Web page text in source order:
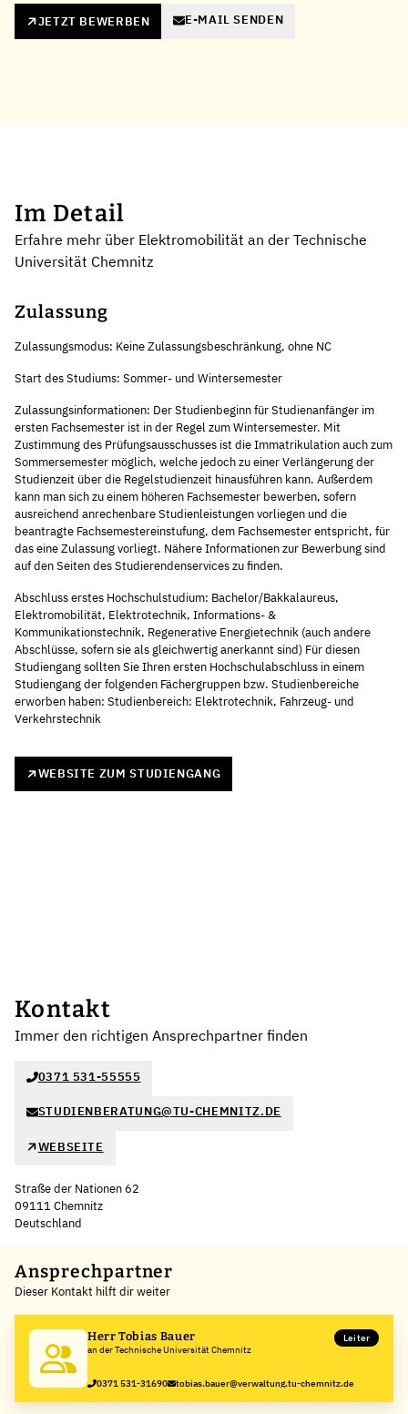
JETZT BEWERBEN E-MAIL SENDEN
Im Detail
Erfahre mehr über Elektromobilität an der Technische
Universität Chemnitz
Zulassung
Zulassungsmodus: Keine Zulassungsbeschränkung, ohne NC
Start des Studiums: Sommer- und Wintersemester
Zulassungsinformationen: Der Studienbeginn für Studienanfänger im
ersten Fachsemester ist in der Regel zum Wintersemester. Mit
Zustimmung des Prüfungsausschusses ist die Immatrikulation auch zum
Sommersemester möglich, welche jedoch zu einer Verlängerung der
Studienzeit über die Regelstudienzeit hinausführen kann. Außerdem
kann man sich zu einem höheren Fachsemester bewerben, sofern
ausreichend anrechenbare Studienleistungen vorliegen und die
beantragte Fachsemestereinstufung, dem Fachsemester entspricht, für
das eine Zulassung vorliegt. Nähere Informationen zur Bewerbung sind
auf den Seiten des Studierendenservices zu finden.
Abschluss erstes Hochschulstudium: Bachelor/Bakkalaureus,
Elektromobilität, Elektrotechnik, Informations- &
Kommunikationstechnik, Regenerative Energietechnik (auch andere
Abschlüsse, sofern sie als gleichwertig anerkannt sind) Für diesen
Studiengang sollten Sie Ihren ersten Hochschulabschluss in einem
Studiengang der folgenden Fächergruppen bzw. Studienbereiche
erworben haben: Studienbereich: Elektrotechnik, Fahrzeug- und
Verkehrstechnik
WEBSITE ZUM STUDIENGANG
Kontakt
Immer den richtigen Ansprechpartner finden
0371 531-55555
STUDIENBERATUNG@TU-CHEMNITZ.DE
WEBSEITE
Straße der Nationen 62
09111 Chemnitz
Deutschland
+
−
Ansprechpartner
Dieser Kontakt hilft dir weiter
Herr Tobias Bauer
an der Technische Universität Chemnitz
Leiter
0371 531-31690 tobias.bauer@verwaltung.tu-chemnitz.de